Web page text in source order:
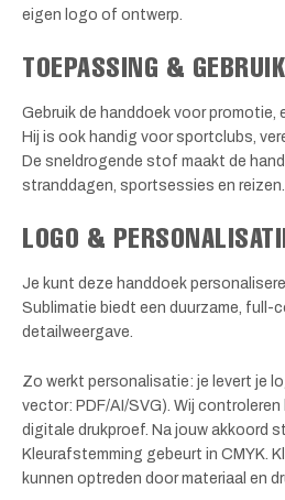
eigen logo of ontwerp.
TOEPASSING & GEBRUIK
Gebruik de handdoek voor promotie,
Hij is ook handig voor sportclubs,
De sneldrogende stof maakt de
stranddagen, sportsessies en reizen.
LOGO &
Je kunt deze handdoek
Sublimatie biedt een duurzame, full-
detailweergave.
Zo werkt personalisatie: je levert je
vector: PDF/AI/SVG). Wij
digitale drukproef. Na jouw akkoord
Kleurafstemming gebeurt in CMYK.
kunnen optreden door materiaal en